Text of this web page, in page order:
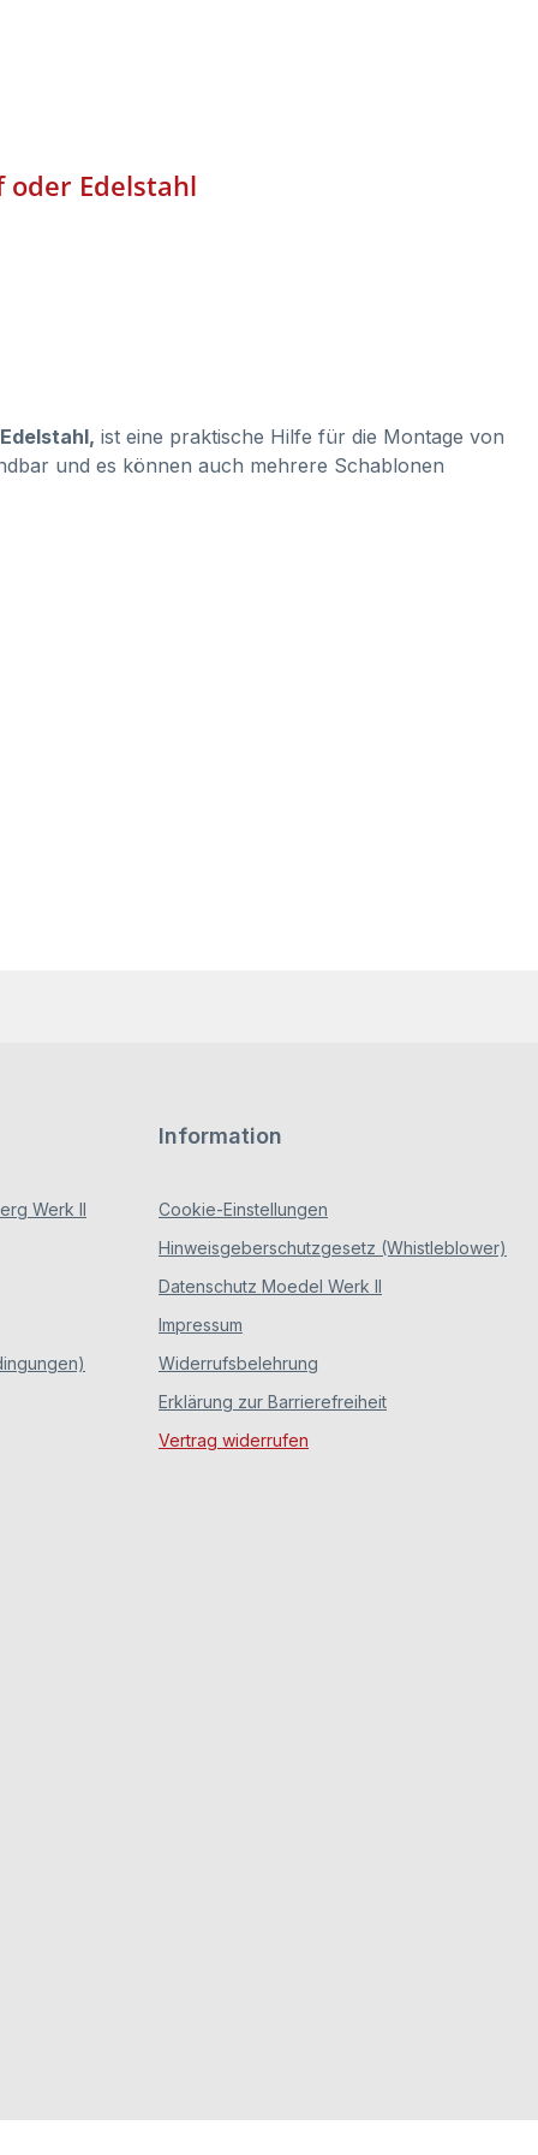
oder Edelstahl
ist eine praktische Hilfe für die Montage von
und es können auch mehrere Schablonen
Werk II
Information
Cookie-Einstellungen
Hinweisgeberschutzgesetz (Whistleblower)
Datenschutz Moedel Werk II
Impressum
Widerrufsbelehrung
Erklärung zur Barrierefreiheit
Vertrag widerrufen